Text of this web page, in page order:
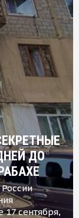
ДО
17 сентября,